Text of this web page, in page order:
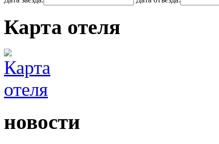
Карта отеля
новости